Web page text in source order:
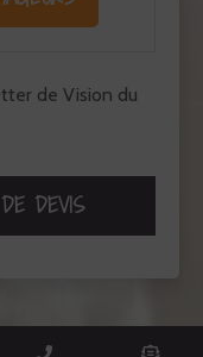
de Vision du
DEVIS